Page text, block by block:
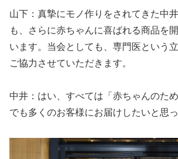
山下：真摯にモノ作りをされてきた中
も、さらに赤ちゃんに喜ばれる商品を
います。当会としても、専門医という
ご協力させていただきます。
中井：はい、すべては「赤ちゃんのた
でも多くのお客様にお届けしたいと思っ